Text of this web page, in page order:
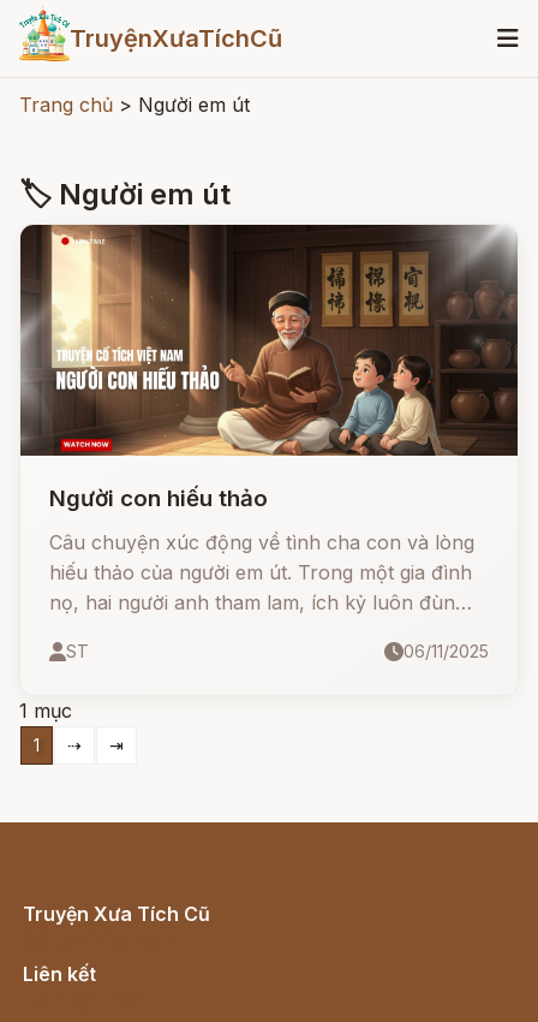
TruyệnXưaTíchCũ
Trang chủ > Người em út
🏷 Người em út
Người con hiếu thảo
Câu chuyện xúc động về tình cha con và lòng
hiếu thảo của người em út. Trong một gia đình
nọ, hai người anh tham lam, ích kỷ luôn đùn
Khi người cha lâm bệnh nặng, hai người anh
sóc.
ST 06/11/2025
1 mục
1 ⇢ ⇥
Truyện Xưa Tích Cũ
Liên kết